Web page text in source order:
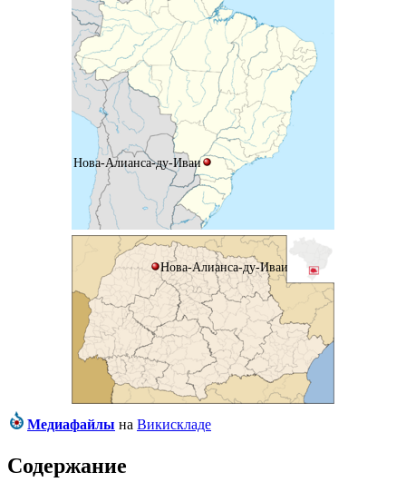
Нова-Алианса-ду-Иваи
Нова-Алианса-ду-Иваи
Медиафайлы на Викискладе
Содержание